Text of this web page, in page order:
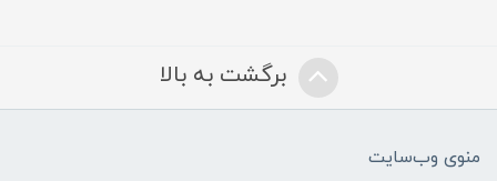
برگشت به بالا
منوی وب‌سایت